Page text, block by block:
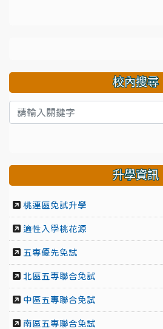
校內搜尋
升學資訊
桃連區免試升學
適性入學桃花源
五專優先免試
北區五專聯合免試
中區五專聯合免試
南區五專聯合免試